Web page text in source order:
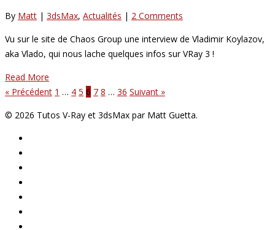
By Matt | 3dsMax, Actualités | 2 Comments
Vu sur le site de Chaos Group une interview de Vladimir Koylazov,
aka Vlado, qui nous lache quelques infos sur VRay 3 !
Read More
« Précédent 1 … 4 5 6 7 8 … 36 Suivant »
© 2026 Tutos V-Ray et 3dsMax par Matt Guetta.